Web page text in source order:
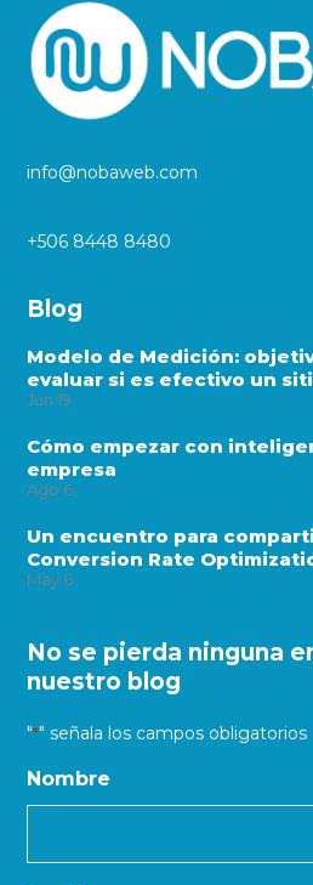
info@nobaweb.com
+506 8448 8480
Blog
Modelo de Medición:
evaluar si es efectivo un
Jun 19
Cómo empezar con
empresa
Ago 6
Un encuentro para
Conversion Rate
May 6
No se pierda ninguna
nuestro blog
"*" señala los campos obligatorios
Nombre